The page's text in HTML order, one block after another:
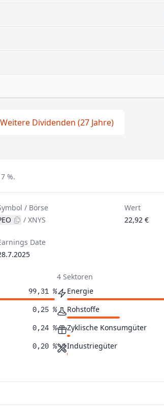
Weitere Dividenden (27 Jahre)
%.
/ Börse
/XNYS
Wert
22,92 €
Date
99,31 %
0,25 %
0,24 %
0,20 %
4 Sektoren
Energie
Rohstoffe
Zyklische Konsumgüter
Industriegüter